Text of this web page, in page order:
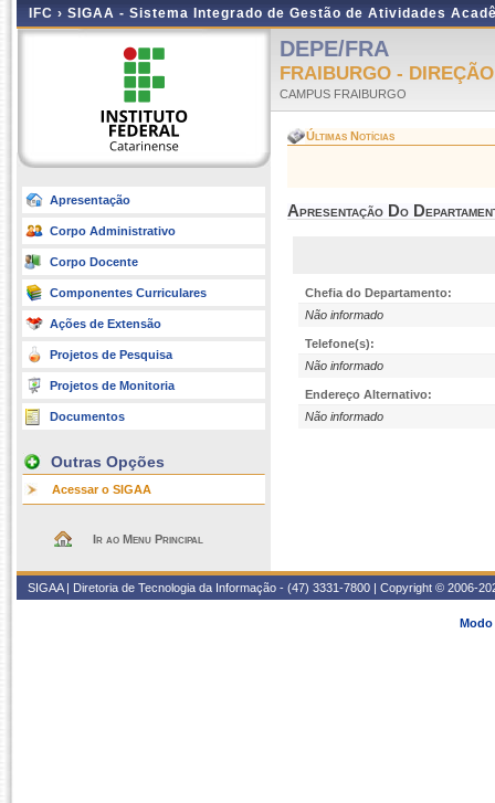
IFC › SIGAA - Sistema Integrado de Gestão de Atividades
Apresentação
Corpo Administrativo
Corpo Docente
Componentes Curriculares
Ações de Extensão
Projetos de Pesquisa
Projetos de Monitoria
Documentos
Outras Opções
Acessar o SIGAA
Ir ao Menu Principal
DEPE/FRA
FRAIBURGO -
CAMPUS FRAIBURGO
Últimas Notícias
Apresentação Do
Chefia do Departamento:
Não informado
Telefone(s):
Não informado
Endereço Alternativo:
Não informado
SIGAA | Diretoria de Tecnologia da Informação - (47) 3331-7800 | Copyright © 2006-
Modo